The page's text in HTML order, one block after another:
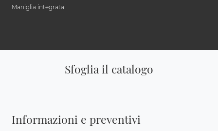
Maniglia integrata
Sfoglia il catalogo
Informazioni e preventivi